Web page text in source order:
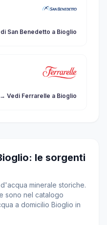
San Benedetto a Bioglio
→ Vedi Ferrarelle a Bioglio
le sorgenti
minerale storiche.
sono nel catalogo
a domicilio Bioglio in